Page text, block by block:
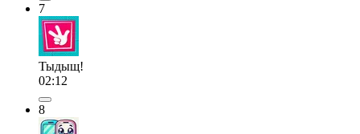
7
Тыдыщ!
02:12
8